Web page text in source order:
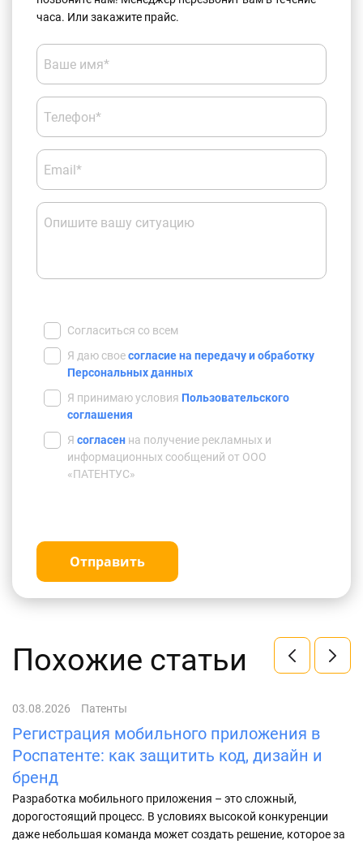
часа. Или закажите прайс.
Ваше имя*
Телефон*
Email*
Опишите вашу ситуацию
Согласиться со всем
Я даю своесогласие на передачу и обработку
Персональных данных
Я принимаю условия Пользовательского
соглашения
Я согласен на получение рекламных и
информационных сообщений от ООО
«ПАТЕНТУС»
Отправить
Похожие статьи
03.08.2026 Патенты
Регистрация мобильного приложения в
Роспатенте: как защитить код, дизайн и
бренд
Разработка мобильного приложения – это сложный,
дорогостоящий процесс. В условиях высокой конкуренции
даже небольшая команда может создать решение, которое за